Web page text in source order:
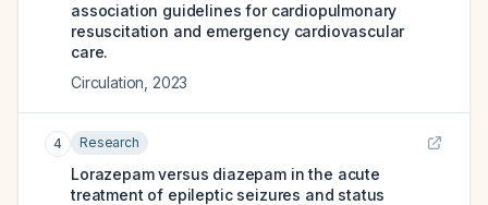
association guidelines for cardiopulmonary
resuscitation and emergency cardiovascular
care.
Circulation 2023
4 Research
Lorazepam versus diazepam in the acute
treatment of epileptic seizures and status